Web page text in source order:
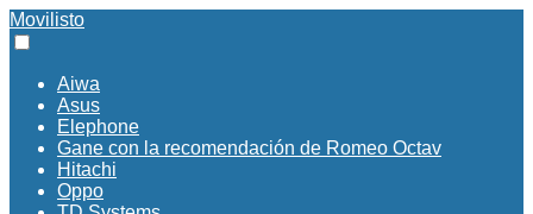
Movilisto
Aiwa
Asus
Elephone
Gane con la recomendación de Romeo Octav
Hitachi
Oppo